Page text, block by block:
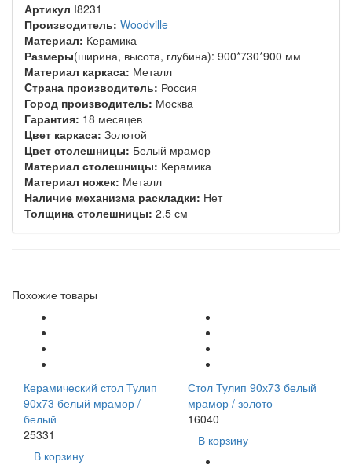
Артикул I8231
Производитель: Woodville
Материал: Керамика
Размеры(ширина, высота, глубина): 900*730*900 мм
Материал каркаса: Металл
Cтрана производитель: Россия
Город производитель: Москва
Гарантия: 18 месяцев
Цвет каркаса: Золотой
Цвет столешницы: Белый мрамор
Материал столешницы: Керамика
Материал ножек: Металл
Наличие механизма раскладки: Нет
Толщина столешницы: 2.5 см
Похожие товары
Керамический стол Тулип
90х73 белый мрамор /
белый
25331
В корзину
Стол Тулип 90х73 белый
мрамор / золото
16040
В корзину